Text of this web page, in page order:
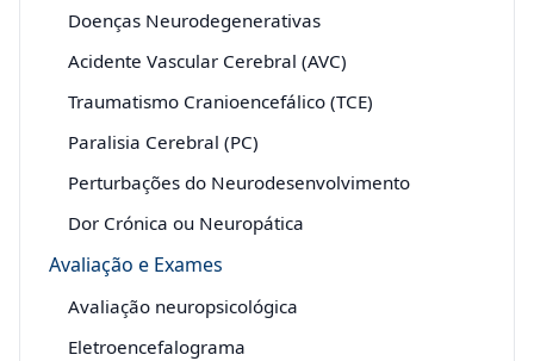
Doenças Neurodegenerativas
Acidente Vascular Cerebral (AVC)
Traumatismo Cranioencefálico (TCE)
Paralisia Cerebral (PC)
Perturbações do Neurodesenvolvimento
Dor Crónica ou Neuropática
Avaliação e Exames
Avaliação neuropsicológica
Eletroencefalograma